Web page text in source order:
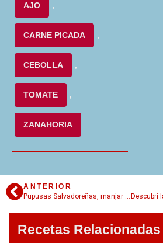
AJO ,
CARNE PICADA ,
CEBOLLA ,
TOMATE ,
ZANAHORIA
ANTERIOR
Pupusas Salvadoreñas, manjar centroamericano
Recetas Relacionadas